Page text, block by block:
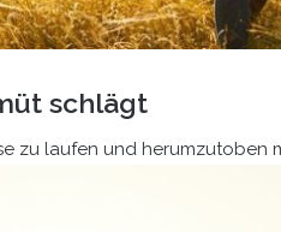
schlägt
zu laufen und herumzutoben